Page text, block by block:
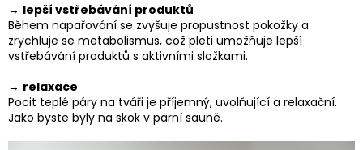
→ lepší vstřebávání produktů
Během napařování se zvyšuje propustnost pokožky a
zrychluje se metabolismus, což pleti umožňuje lepší
vstřebávání produktů s aktivními složkami.
→ relaxace
Pocit teplé páry na tváři je příjemný, uvolňující a relaxační.
Jako byste byly na skok v parní sauně.